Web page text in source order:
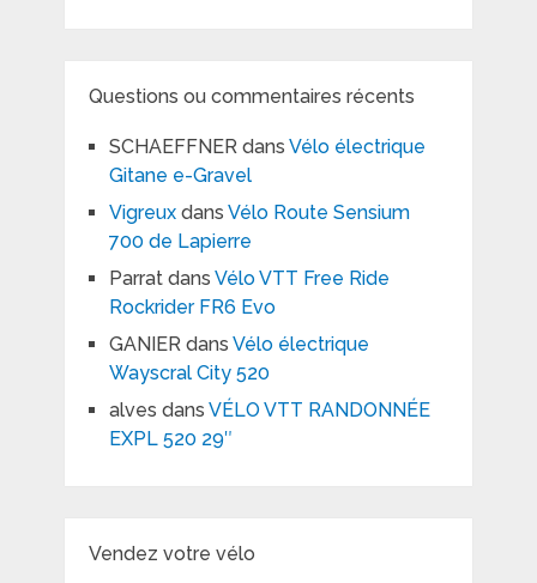
Questions ou commentaires récents
SCHAEFFNERdans Vélo électrique
Gitane e-Gravel
Vigreuxdans Vélo Route Sensium
700 de Lapierre
Parratdans Vélo VTT Free Ride
Rockrider FR6 Evo
GANIERdans Vélo électrique
Wayscral City 520
alves dans VÉLO VTT RANDONNÉE
EXPL 520 29″
Vendez votre vélo